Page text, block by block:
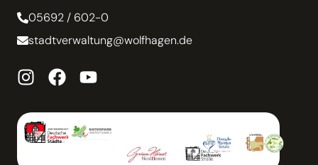
05692 / 602-0
stadtverwaltung@wolfhagen.de